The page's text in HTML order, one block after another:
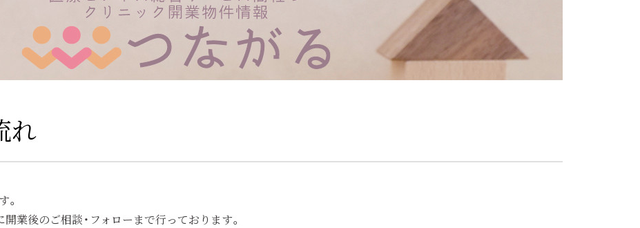
れ
。
業後のご相談・フォローまで行っております。